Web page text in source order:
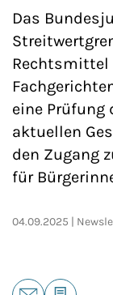
Das
Rechtsmittel
eine Prüfung
aktuellen
den Zugang
für
04.09.2025
Teilen